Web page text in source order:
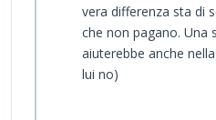
vera differenza sta di
che non pagano. Una
aiuterebbe anche
lui no)